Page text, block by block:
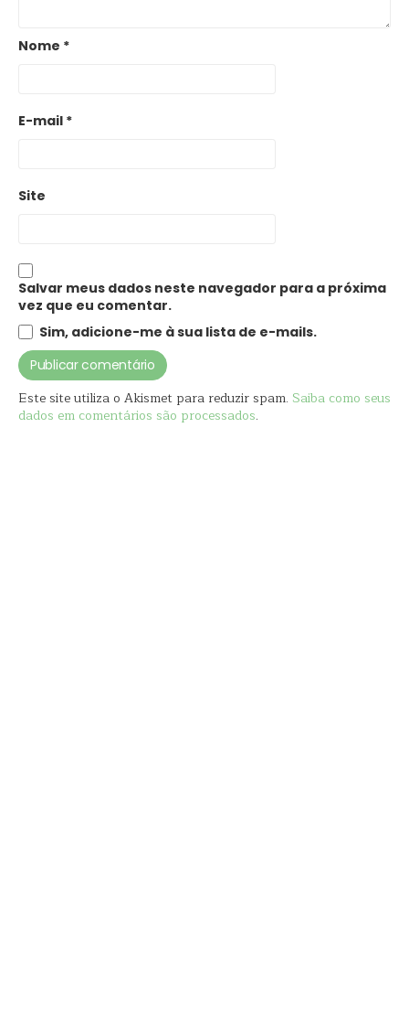
Nome *
E-mail *
Site
Salvar meus dados neste navegador para a próxima
vez que eu comentar.
Sim, adicione-me à sua lista de e-mails.
Este site utiliza o Akismet para reduzir spam. Saiba como seus
dados em comentários são processados.